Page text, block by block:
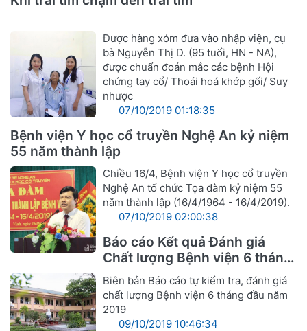
Được hàng xóm đưa vào nhập viện, cụ
bà Nguyễn Thị D. (95 tuổi, HN - NA),
được chuẩn đoán mắc các bệnh Hội
chứng tay cổ/ Thoái hoá khớp gối/ Suy
nhược
07/10/2019 01:18:35
Bệnh viện Y học cổ truyền Nghệ An kỷ niệm
55 năm thành lập
Chiều 16/4, Bệnh viện Y học cổ truyền
Nghệ An tổ chức Tọa đàm kỷ niệm 55
năm thành lập (16/4/1964 - 16/4/2019).
07/10/2019 02:00:38
Báo cáo Kết quả Đánh giá
Chất lượng Bệnh viện 6 tháng
đầu năm 2019
Biên bản Báo cáo tự kiểm tra, đánh giá
chất lượng Bệnh viện 6 tháng đầu năm
2019
09/10/2019 10:46:34